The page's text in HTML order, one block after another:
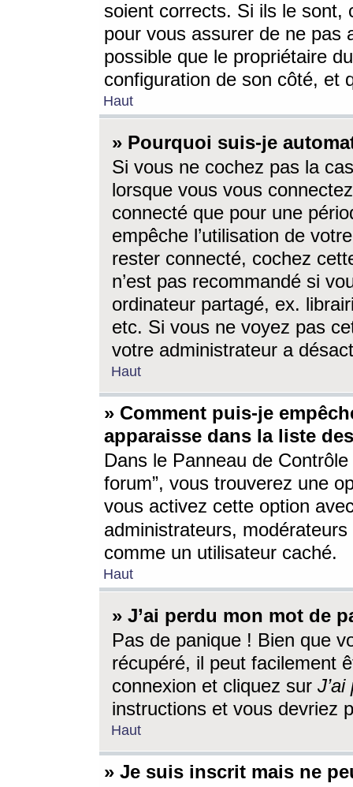
soient corrects. Si ils le sont,
pour vous assurer de ne pas
possible que le propriétaire
configuration de son côté, et
Haut
» Pourquoi suis-je
Si vous ne cochez pas la
lorsque vous vous
connecté que pour une
empêche l’utilisation de
rester connecté, cochez
n’est pas recommandé si
ordinateur partagé, ex.
etc. Si vous ne voyez pas
votre administrateur a
Haut
» Comment puis-je
apparaisse dans la liste
Dans le Panneau de
forum”, vous trouverez une
vous activez cette option
administrateurs,
comme un utilisateur caché.
Haut
» J’ai perdu mon mot de
Pas de panique ! Bien que
récupéré, il peut facilement
connexion et cliquez sur
instructions et vous devriez
Haut
» Je suis inscrit mais ne